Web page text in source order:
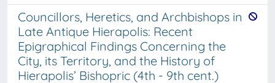
Councillors, Heretics, and Archbishops in
Late Antique Hierapolis: Recent
Epigraphical Findings Concerning the
City, its Territory, and the History of
Hierapolis’ Bishopric (4th - 9th cent.)